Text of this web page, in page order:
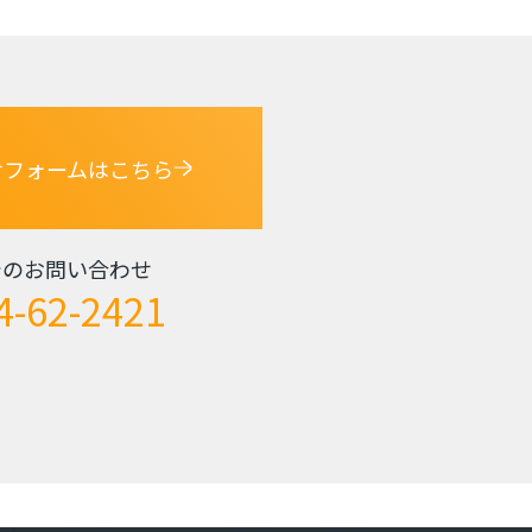
ォームはこちら
お問い合わせ
62-2421